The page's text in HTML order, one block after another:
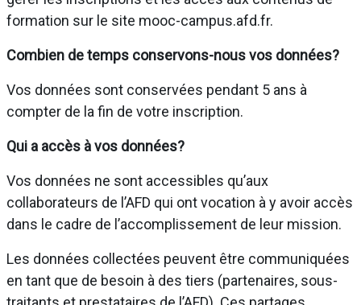
formation sur le site mooc-campus.afd.fr.
Combien de temps conservons-nous vos données?
Vos données sont conservées pendant 5 ans à
compter de la fin de votre inscription.
Qui a accès à vos données?
Vos données ne sont accessibles qu’aux
collaborateurs de l’AFD qui ont vocation à y avoir accès
dans le cadre de l’accomplissement de leur mission.
Les données collectées peuvent être communiquées
en tant que de besoin à des tiers (partenaires, sous-